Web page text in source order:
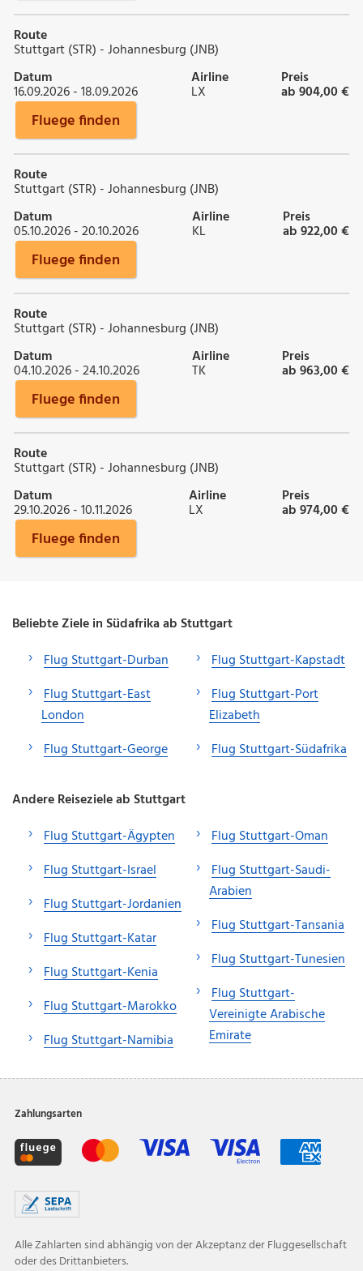
Route
Stuttgart (STR) - Johannesburg (JNB)
Datum
16.09.2026 - 18.09.2026
Airline
LX
Preis
ab 904,00 €
Fluege finden
Route
Stuttgart (STR) - Johannesburg (JNB)
Datum
05.10.2026 - 20.10.2026
Airline
KL
Preis
ab 922,00 €
Fluege finden
Route
Stuttgart (STR) - Johannesburg (JNB)
Datum
04.10.2026 - 24.10.2026
Airline
TK
Preis
ab 963,00 €
Fluege finden
Route
Stuttgart (STR) - Johannesburg (JNB)
Datum
29.10.2026 - 10.11.2026
Airline
LX
Preis
ab 974,00 €
Fluege finden
Beliebte Ziele in Südafrika ab Stuttgart
Flug Stuttgart-Durban
Flug Stuttgart-East
London
Flug Stuttgart-George
Flug Stuttgart-Kapstadt
Flug Stuttgart-Port
Elizabeth
Flug Stuttgart-Südafrika
Andere Reiseziele ab Stuttgart
Flug Stuttgart-Ägypten
Flug Stuttgart-Israel
Flug Stuttgart-Jordanien
Flug Stuttgart-Katar
Flug Stuttgart-Kenia
Flug Stuttgart-Marokko
Flug Stuttgart-Namibia
Flug Stuttgart-Oman
Flug Stuttgart-Saudi-
Arabien
Flug Stuttgart-Tansania
Flug Stuttgart-Tunesien
Flug Stuttgart-
Vereinigte Arabische
Emirate